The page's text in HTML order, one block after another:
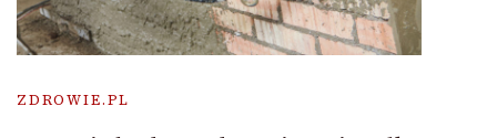
ZDROWIE.PL